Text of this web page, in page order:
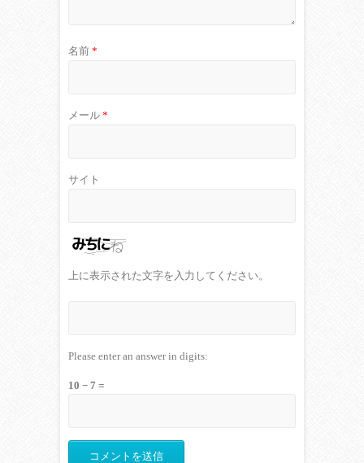
名前 *
メール *
サイト
上に表示された文字を入力してください。
Please enter an answer in digits:
10 − 7 =